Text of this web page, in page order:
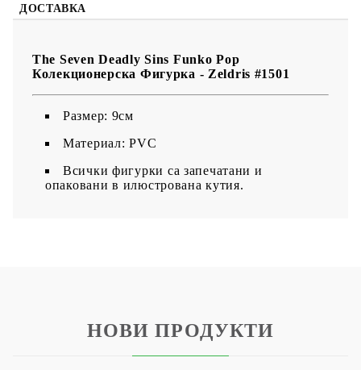
ДОСТАВКА
The Seven Deadly Sins Funko Pop
Колекционерска Фигурка - Zeldris #1501
Размер: 9см
Материал: PVC
Всички фигурки са запечатани и
опаковани в илюстрована кутия.
НОВИ ПРОДУКТИ